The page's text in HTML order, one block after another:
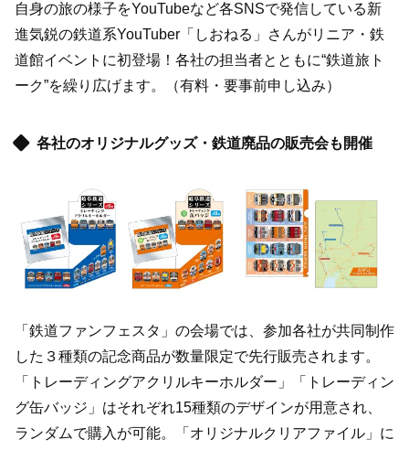
自身の旅の様子をYouTubeなど各SNSで発信している新
進気鋭の鉄道系YouTuber「しおねる」さんがリニア・鉄
道館イベントに初登場！各社の担当者とともに“鉄道旅ト
ーク”を繰り広げます。（有料・要事前申し込み）
各社のオリジナルグッズ・鉄道廃品の販売会も開催
「鉄道ファンフェスタ」の会場では、参加各社が共同制作
した３種類の記念商品が数量限定で先行販売されます。
「トレーディングアクリルキーホルダー」「トレーディン
グ缶バッジ」はそれぞれ15種類のデザインが用意され、
ランダムで購入が可能。「オリジナルクリアファイル」に